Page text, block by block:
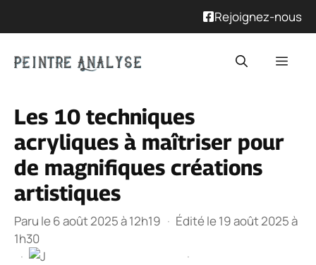
Rejoignez-nous
Les 10 techniques
acryliques à maîtriser pour
de magnifiques créations
artistiques
Paru le 6 août 2025 à 12h19 · Édité le 19 août 2025 à
1h30
·
·